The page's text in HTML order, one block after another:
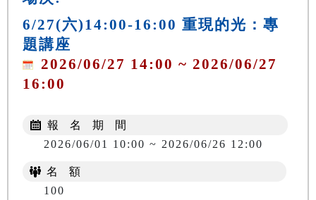
6/27(六)14:00-16:00 重現的光：專
題講座
2026/06/27 14:00 ~ 2026/06/27
16:00
報 名 期 間
2026/06/01 10:00 ~ 2026/06/26 12:00
名 額
100